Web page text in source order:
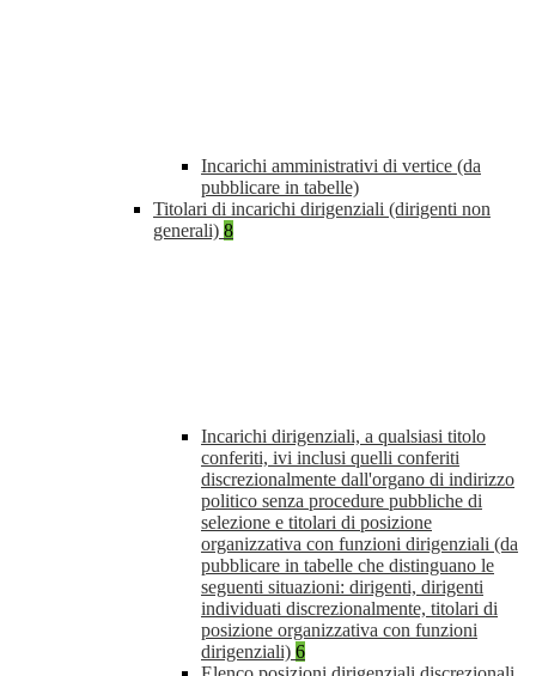
Incarichi amministrativi di vertice (da
pubblicare in tabelle)
Titolari di incarichi dirigenziali (dirigenti non
generali) 8
Incarichi dirigenziali, a qualsiasi titolo
conferiti, ivi inclusi quelli conferiti
discrezionalmente dall'organo di indirizzo
politico senza procedure pubbliche di
selezione e titolari di posizione
organizzativa con funzioni dirigenziali (da
pubblicare in tabelle che distinguano le
seguenti situazioni: dirigenti, dirigenti
individuati discrezionalmente, titolari di
posizione organizzativa con funzioni
dirigenziali) 6